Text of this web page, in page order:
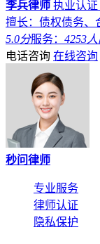
李兵律师 执业认证
擅长：债权债务、
5.0分服务： 4253人
电话咨询 在线咨询
秒问律师
专业服务
律师认证
隐私保护